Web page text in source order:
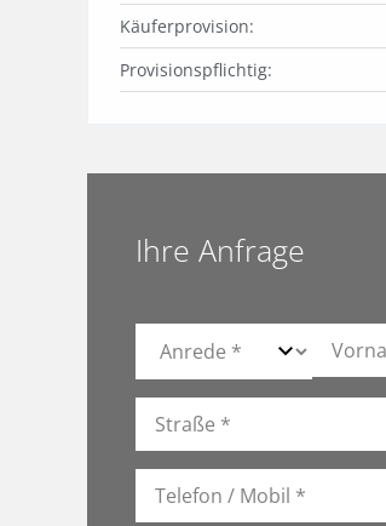
Käuferprovision:
Provisionspflichtig:
Ihre Anfrage